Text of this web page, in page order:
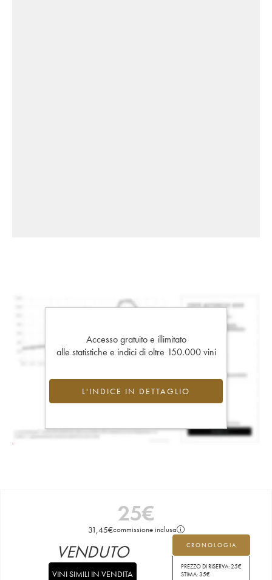
Accesso gratuito e illimitato
alle statistiche e indici di oltre 150.000 vini
L'INDICE IN DETTAGLIO
25€
31,45€commissione inclusa
CRONOLOGIA
PREZZO DI RISERVA:25€
STIMA:35€
VENDUTO
VINI SIMILI IN VENDITA